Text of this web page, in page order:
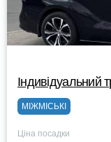
Індивідуальний
МІЖМІСЬКІ
Ціна посадки